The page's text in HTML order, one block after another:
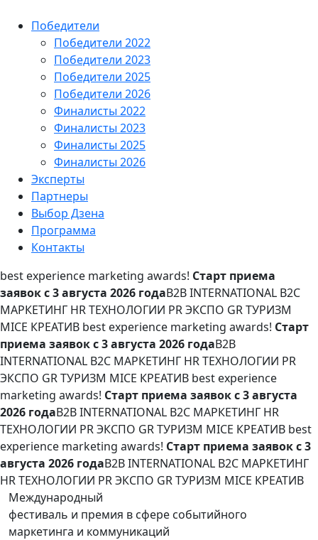
Победители
Победители 2022
Победители 2023
Победители 2025
Победители 2026
Финалисты 2022
Финалисты 2023
Финалисты 2025
Финалисты 2026
Эксперты
Партнеры
Выбор Дзена
Программа
Контакты
best experience marketing awards! Старт приема
заявок с 3 августа 2026 годаB2B INTERNATIONAL B2C
МАРКЕТИНГ HR ТЕХНОЛОГИИ PR ЭКСПО GR ТУРИЗМ
MICE КРЕАТИВ best experience marketing awards! Старт
приема заявок с 3 августа 2026 годаB2B
INTERNATIONAL B2C МАРКЕТИНГ HR ТЕХНОЛОГИИ PR
ЭКСПО GR ТУРИЗМ MICE КРЕАТИВ best experience
marketing awards! Старт приема заявок с 3 августа
2026 годаB2B INTERNATIONAL B2C МАРКЕТИНГ HR
ТЕХНОЛОГИИ PR ЭКСПО GR ТУРИЗМ MICE КРЕАТИВ best
experience marketing awards! Старт приема заявок с 3
августа 2026 годаB2B INTERNATIONAL B2C МАРКЕТИНГ
HR ТЕХНОЛОГИИ PR ЭКСПО GR ТУРИЗМ MICE КРЕАТИВ
Международный
фестиваль и премия в сфере событийного
маркетинга и коммуникаций